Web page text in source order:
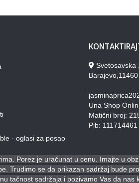
- oglasi za posao
Svetosavska
Barajevo,11460
Una Shop
Matični broj:
Pib: 111714461
Porez je uračunat u cenu. Imajte u
Trudimo se da prikazan sadržaj bude
tačnost sadržaja i pozivamo Vas da